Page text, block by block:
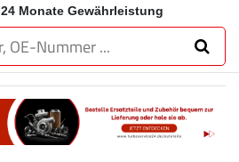
24 Monate Gewährleistung